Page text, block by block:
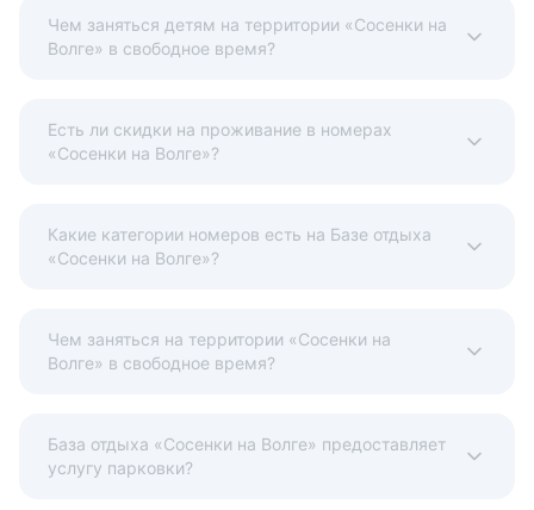
Чем заняться детям на территории «Сосенки на
Волге» в свободное время?
Есть ли скидки на проживание в номерах
«Сосенки на Волге»?
Какие категории номеров есть на Базе отдыха
«Сосенки на Волге»?
Чем заняться на территории «Сосенки на
Волге» в свободное время?
База отдыха «Сосенки на Волге» предоставляет
услугу парковки?